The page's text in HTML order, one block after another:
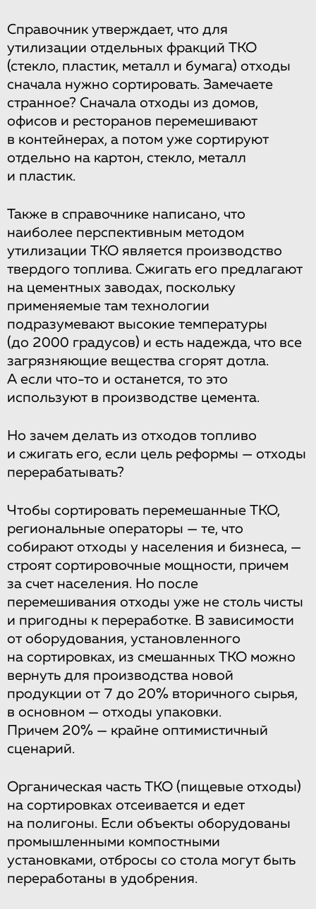
Справочник утверждает, что для
утилизации отдельных фракций ТКО
(стекло, пластик, металл и бумага) отходы
сначала нужно сортировать. Замечаете
странное? Сначала отходы из домов,
офисов и ресторанов перемешивают
в контейнерах, а потом уже сортируют
отдельно на картон, стекло, металл
и пластик.
Также в справочнике написано, что
наиболее перспективным методом
утилизации ТКО является производство
твердого топлива. Сжигать его предлагают
на цементных заводах, поскольку
применяемые там технологии
подразумевают высокие температуры
(до 2000 градусов) и есть надежда, что все
загрязняющие вещества сгорят дотла.
А если что-то и останется, то это
используют в производстве цемента.
Но зачем делать из отходов топливо
и сжигать его, если цель реформы — отходы
перерабатывать?
Чтобы сортировать перемешанные ТКО,
региональные операторы — те, что
собирают отходы у населения и бизнеса, —
строят сортировочные мощности, причем
за счет населения. Но после
перемешивания отходы уже не столь чисты
и пригодны к переработке. В зависимости
от оборудования, установленного
на сортировках, из смешанных ТКО можно
вернуть для производства новой
продукции от 7 до 20% вторичного сырья,
в основном — отходы упаковки.
Причем 20% — крайне оптимистичный
сценарий.
Органическая часть ТКО (пищевые отходы)
на сортировках отсеивается и едет
на полигоны. Если объекты оборудованы
промышленными компостными
установками, отбросы со стола могут быть
переработаны в удобрения.